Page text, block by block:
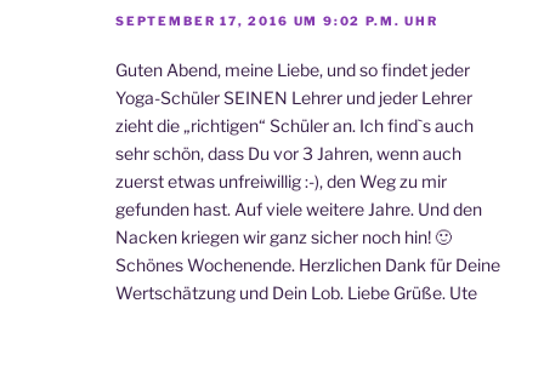
SEPTEMBER 17, 2016 UM 9:02 P.M. UHR
Guten Abend, meine Liebe, und so findet jeder
Yoga-Schüler SEINEN Lehrer und jeder Lehrer
zieht die „richtigen“ Schüler an. Ich find`s auch
sehr schön, dass Du vor 3 Jahren, wenn auch
zuerst etwas unfreiwillig :-), den Weg zu mir
gefunden hast. Auf viele weitere Jahre. Und den
Nacken kriegen wir ganz sicher noch hin! 🙂
Schönes Wochenende. Herzlichen Dank für Deine
Wertschätzung und Dein Lob. Liebe Grüße. Ute